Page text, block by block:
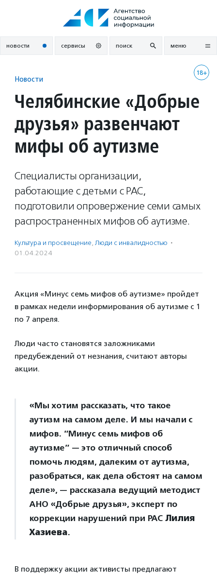
новости сервисы поиск меню
18+
Новости
Челябинские «Добрые
друзья» развенчают
мифы об аутизме
Специалисты организации,
работающие с детьми с РАС,
подготовили опровержение семи самых
распространенных мифов об аутизме.
Культура и просвещение, Люди с инвалидностью ·
01.04.2024
Акция «Минус семь мифов об аутизме» пройдет
в рамках недели информирования об аутизме с 1
по 7 апреля.
Люди часто становятся заложниками
предубеждений от незнания, считают авторы
акции.
«Мы хотим рассказать, что такое
аутизм на самом деле. И мы начали с
мифов. “Минус семь мифов об
аутизме” — это отличный способ
помочь людям, далеким от аутизма,
разобраться, как дела обстоят на самом
деле», — рассказала ведущий методист
АНО «Добрые друзья», эксперт по
коррекции нарушений при РАС Лилия
Хазиева.
В поддержку акции активисты предлагают